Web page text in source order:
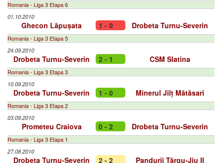
Romania - Liga 3 Etapa 6
01.10.2010
Ghecon Lăpușata 1 - 0 Drobeta Turnu-Severin
Romania - Liga 3 Etapa 5
24.09.2010
Drobeta Turnu-Severin 2 - 1 CSM Slatina
Romania - Liga 3 Etapa 3
10.09.2010
Drobeta Turnu-Severin 1 - 0 Minerul Jilț Mătăsari
Romania - Liga 3 Etapa 2
03.09.2010
Prometeu Craiova 0 - 2 Drobeta Turnu-Severin
Romania - Liga 3 Etapa 1
27.08.2010
Drobeta Turnu-Severin 2 - 2 Pandurii Târgu-Jiu II